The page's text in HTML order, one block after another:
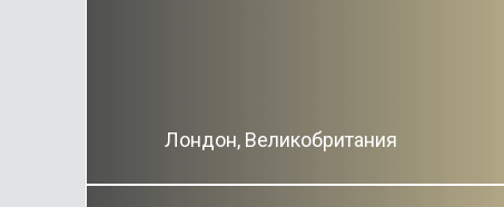
Лондон, Великобритания